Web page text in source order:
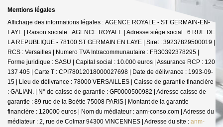
Mentions légales
Affichage des informations légales : AGENCE ROYALE - ST GERMAIN-EN-
LAYE | Raison sociale : AGENCE ROYALE | Adresse siège social : 6 RUE DE
LA REPUBLIQUE - 78100 ST GERMAIN EN LAYE | Siret : 39237829500019 |
RCS : Versailles | Numero TVA Intracommunautaire : FR30392378295 |
Forme juridique : SASU | Capital social : 10.000 euros | Assurance RCP : 120
137 405 | Carte T : CPI78012018000027698 | Date de délivrance : 1993-09-
15 | Lieu de délivrance : 78000 VERSAILLES | Caisse de garantie financière
: GALIAN. | N° de caisse de garantie : GF0000500982 | Adresse caisse de
garantie : 89 rue de la Boétie 75008 PARIS | Montant de la garantie
financière : 120000 euros | Nom du médiateur : anm-conso.com | Adresse du
médiateur : 2, rue de Colmar 94300 VINCENNES | Adresse du site : anm-